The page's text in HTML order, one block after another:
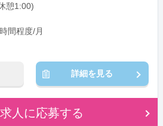
憩1:00)
間程度/月
詳細を見る
人に応募する